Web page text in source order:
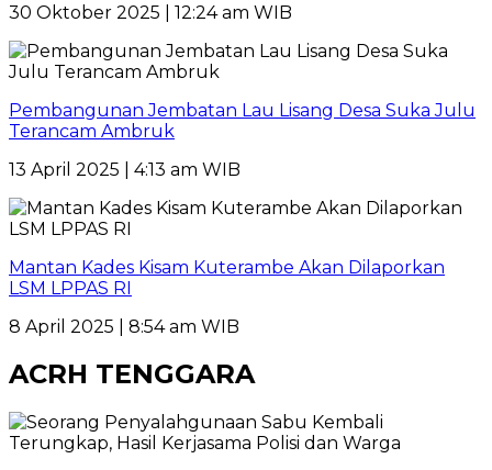
30 Oktober 2025 | 12:24 am WIB
Pembangunan Jembatan Lau Lisang Desa Suka Julu
Terancam Ambruk
13 April 2025 | 4:13 am WIB
Mantan Kades Kisam Kuterambe Akan Dilaporkan
LSM LPPAS RI
8 April 2025 | 8:54 am WIB
ACRH TENGGARA